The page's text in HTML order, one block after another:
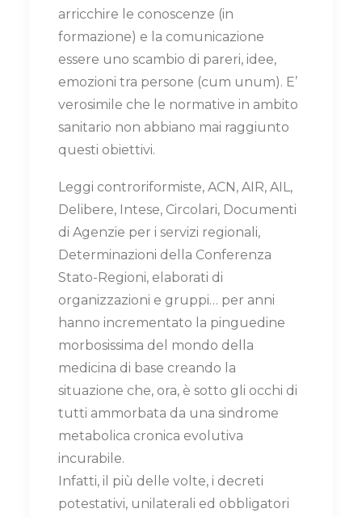
arricchire le conoscenze (in
formazione) e la comunicazione
essere uno scambio di pareri, idee,
emozioni tra persone (cum unum). E’
verosimile che le normative in ambito
sanitario non abbiano mai raggiunto
questi obiettivi.
Leggi controriformiste, ACN, AIR, AIL,
Delibere, Intese, Circolari, Documenti
di Agenzie per i servizi regionali,
Determinazioni della Conferenza
Stato-Regioni, elaborati di
organizzazioni e gruppi… per anni
hanno incrementato la pinguedine
morbosissima del mondo della
medicina di base creando la
situazione che, ora, è sotto gli occhi di
tutti ammorbata da una sindrome
metabolica cronica evolutiva
incurabile.
Infatti, il più delle volte, i decreti
potestativi, unilaterali ed obbligatori